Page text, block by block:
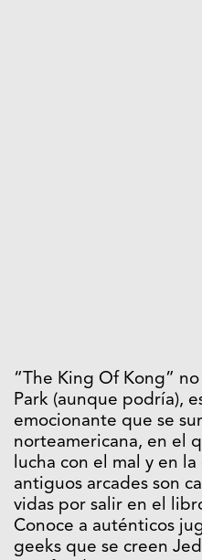
“The King Of Kong”
Park (aunque podría),
emocionante que se
norteamericana, en el
lucha con el mal y en
antiguos arcades son
vidas por salir en el
Conoce a auténticos
geeks que se creen